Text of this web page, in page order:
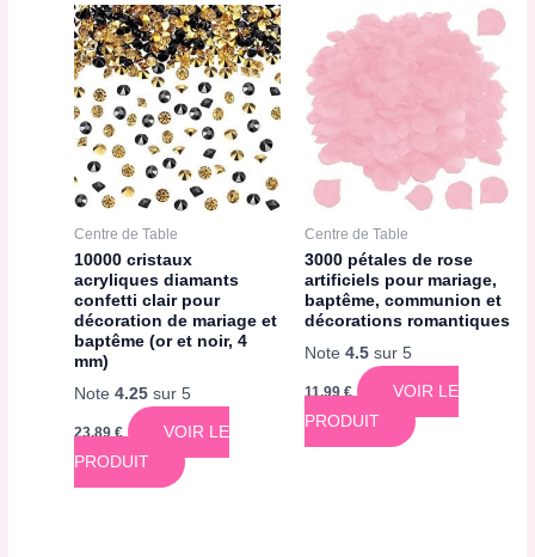
Centre de Table
10000 cristaux
acryliques diamants
confetti clair pour
décoration de mariage et
baptême (or et noir, 4
mm)
Note4.25 sur 5
23,89€
VOIR LE
PRODUIT
Centre de Table
3000 pétales de rose
artificiels pour mariage,
baptême, communion et
décorations romantiques
Note 4.5sur 5
11,99€
VOIR LE
PRODUIT